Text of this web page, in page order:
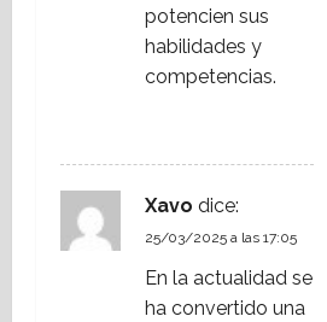
potencien sus
habilidades y
competencias.
Xavo dice:
25/03/2025 a las 17:05
En la actualidad se
ha convertido una